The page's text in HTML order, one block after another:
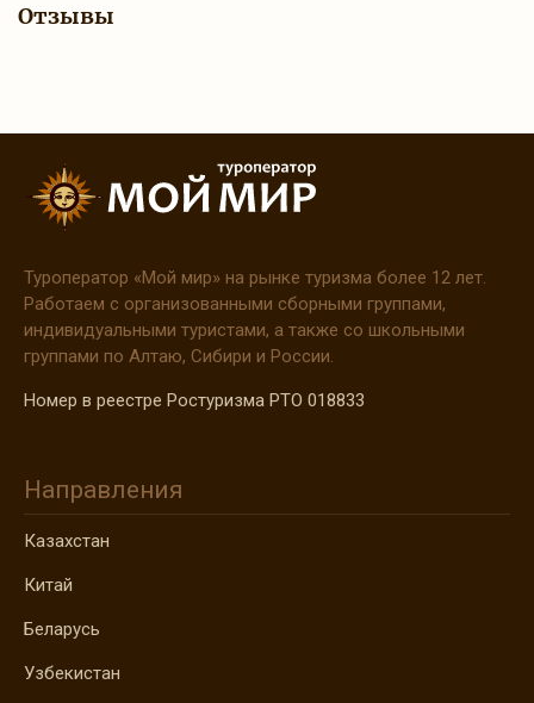
Отзывы
Туроператор «Мой мир» на рынке туризма более 12 лет.
Работаем с организованными сборными группами,
индивидуальными туристами, а также со школьными
группами по Алтаю, Сибири и России.
Номер в реестре Ростуризма РТО 018833
Направления
Казахстан
Китай
Беларусь
Узбекистан